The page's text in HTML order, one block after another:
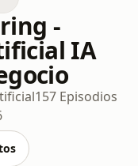
-
IA
157 Episodios